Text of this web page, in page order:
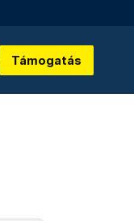
Támogatás